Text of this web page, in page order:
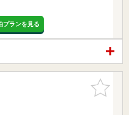
プランを見る
お気に入
りに追加